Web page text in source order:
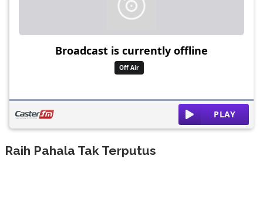
Raih Pahala Tak Terputus